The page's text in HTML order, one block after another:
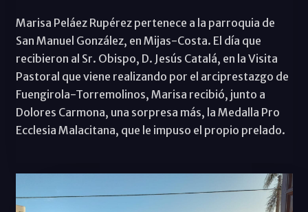
Marisa Peláez Rupérez pertenece a la parroquia de
San Manuel González, en Mijas-Costa. El día que
recibieron al Sr. Obispo, D. Jesús Catalá, en la Visita
Pastoral que viene realizando por el arciprestazgo de
Fuengirola-Torremolinos, Marisa recibió, junto a
Dolores Carmona, una sorpresa más, la Medalla Pro
Ecclesia Malacitana, que le impuso el propio prelado.